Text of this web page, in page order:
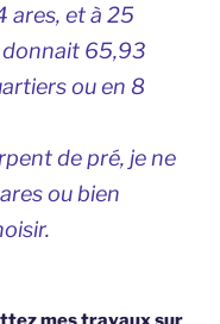
ares, et à 25
donnait 65,93
ou en 8
de pré, je ne
ou bien